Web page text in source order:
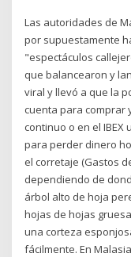
Las autoridades de
por supuestamente
"espectáculos
que balancearon y
viral y llevó a que la
cuenta para comprar
continuo o en el IBEX
para perder dinero
el corretaje (Gastos
dependiendo de
árbol alto de hoja
hojas de hojas
una corteza
fácilmente. En